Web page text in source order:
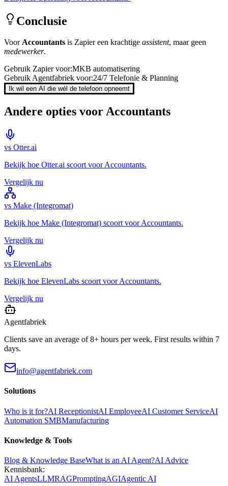
Conclusie
VoorAccountants is Zapiereen krachtige assistent, maar geen
medewerker.
Gebruik Zapiervoor:MKB automatisering
Gebruik Agentfabriek voor:24/7 Telefonie & Planning
Ik wil een AI die wél de telefoon opneemt
Andere opties voorAccountants
vs Otter.ai
Bekijk hoe Otter.ai scoort voorAccountants.
Vergelijk nu
vs Make (Integromat)
Bekijk hoe Make (Integromat) scoort voorAccountants.
Vergelijk nu
vs ElevenLabs
Bekijk hoe ElevenLabs scoort voorAccountants.
Vergelijk nu
Agentfabriek
Clients save an average of 8+ hours per week. First results within 7
days.
info@agentfabriek.com
Solutions
Who is it for?AI ReceptionistAI EmployeeAI Customer ServiceAI
Automation SMBManufacturing
Knowledge & Tools
Blog & Knowledge BaseWhat is an AI Agent?AI Advice
Kennisbank:
AI AgentsLLMRAGPromptingAGIAgentic AI